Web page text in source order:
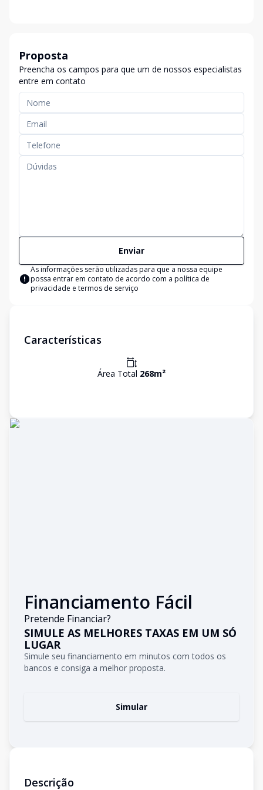
Proposta
Preencha os campos para que um de nossos especialistas
entre em contato
Enviar
As informações serão utilizadas para que a nossa equipe
possa entrar em contato de acordo com a política de
privacidade e termos de serviço
Características
Área Total 268m²
Financiamento Fácil
Pretende Financiar?
SIMULE AS MELHORES TAXAS EM UM SÓ
LUGAR
Simule seu financiamento em minutos com todos os
bancos e consiga a melhor proposta.
Simular
Descrição